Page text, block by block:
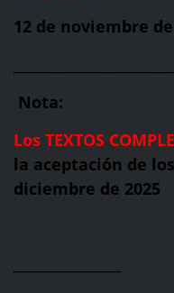
12 de noviembre de
Nota:
Los TEXTOS
la aceptación de
diciembre de 2025